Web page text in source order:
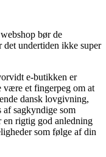
bør de
undertiden ikke super
e-butikken er
være et fingerpeg om at
dansk lovgivning,
af sagkyndige som
en rigtig god anledning
som følge af din